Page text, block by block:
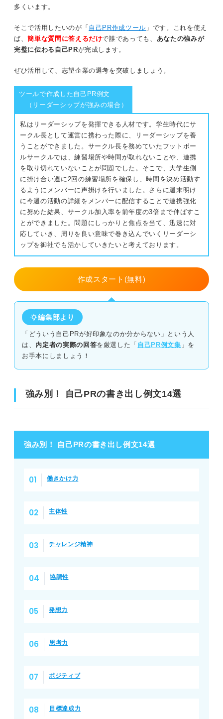
多くいます。
そこで活用したいのが「 自己PR作成ツール 」です。これを使え
ば、簡単な質問に答えるだけで誰であっても、 あなたの強みが
完璧に伝わる自己PRが完成します。
ぜひ活用して、志望企業の選考を突破しましょう。
ツールで作成した自己PR例文
（リーダーシップが強みの場合）
私はリーダーシップを発揮できる人材です。学生時代にサ
ークル長として運営に携わった際に、リーダーシップを養
うことができました。サークル長を務めていたフットボー
ルサークルでは、練習場所や時間が取れないことや、連携
を取り切れていないことが問題でした。そこで、大学生側
に掛け合い週に2回の練習場所を確保し、時間を決め活動す
るようにメンバーに声掛けを行いました。さらに週末明け
に今週の活動の詳細をメンバーに配信することで連携強化
に努めた結果、サークル加入率を前年度の3倍まで伸ばすこ
とができました。問題にしっかりと焦点を当て、迅速に対
応していき、周りを良い意味で巻き込んでいくリーダーシ
ップを御社でも活かしていきたいと考えております。
作成スタート(無料)
編集部より
「どういう自己PRが好印象なのか分からない」という人
は、 内定者の実際の回答を厳選した「 自己PR例文集 」を
お手本にしましょう！
強み別！ 自己PRの書き出し例文14選
強み別！ 自己PRの書き出し例文14選
働きかけ力
主体性
チャレンジ精神
協調性
発想力
思考力
ポジティブ
目標達成力